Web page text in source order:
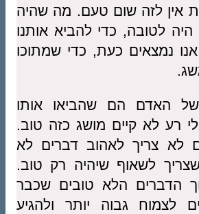
אין לזה שום טעם. מה שהיה
לטובה, כדי להביא אותנו
נמצאים כעת, כדי שמתוכו
של האדם הם שהביאו אותו
רע לא קיים מושג כזה טוב.
לא צריך לאהוב דברים לא
שצריך לשאוף שיהיה רק טוב.
הדברים הלא טובים שכבר
לצמוח גבוה יותר ולהגיע